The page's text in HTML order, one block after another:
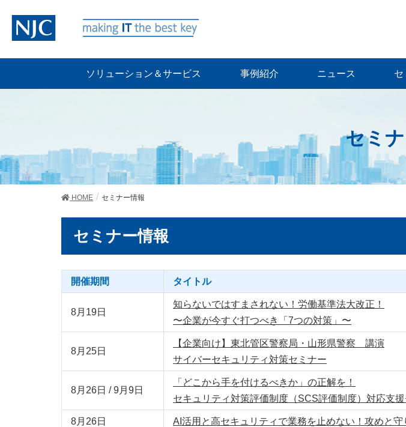
ソリューション＆サービス 事例紹介 ニュース セ
セミ
HOME セミナー情報
セミナー情報
開催期間 タイトル
8月19日
知らないではすまされない！労働基準法大改正！
〜企業が今すぐ打つべき「7つの対策」〜
8月25日
【企業向け】東北管区警察局・山形県警察 講演
サイバーセキュリティ対策セミナー
8月26日 / 9月9日
「どこから手を付けるべきか」の正解を！
セキュリティ対策評価制度（SCS評価制度）対応支
8月26日 AI活用と高セキュリティで業務を止めない！攻めと